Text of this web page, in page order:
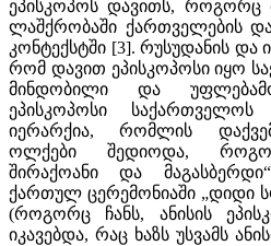
ეპისკოპოს დავითს, როგორც
ლაშქრობაში ქართველების
კონტექსტში [3]. რუსუდანის და
რომ დავით ეპისკოპოსი იყო
მინდობილი და
ეპისკოპოსი საქართველოს
იერარქია, რომლის
ოლქები შედიოდა,
შირაქოანი და
ქართულ ცერემონიაში „დიდი
(როგორც ჩანს, ანისის
იკავებდა, რაც ხაზს უსვამს